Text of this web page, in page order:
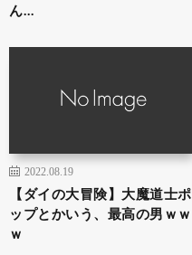
ん…
2022.08.19
【ダイの大冒険】大魔道士ポ
ップとかいう、最高の男ｗｗ
ｗ